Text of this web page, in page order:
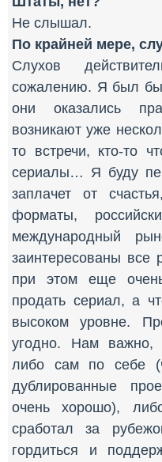
Не слышал.
По крайней мере,
Слухов
сожалению. Я был бы
они оказались
возникают уже
то встречи, кто-то
сериалы… Я буду
заплачет от
форматы,
международный
заинтересованы все
при этом еще
продать сериал, а
высоком уровне.
угодно. Нам важно,
либо сам по себе
дублированные
очень хорошо),
сработал за
гордиться и